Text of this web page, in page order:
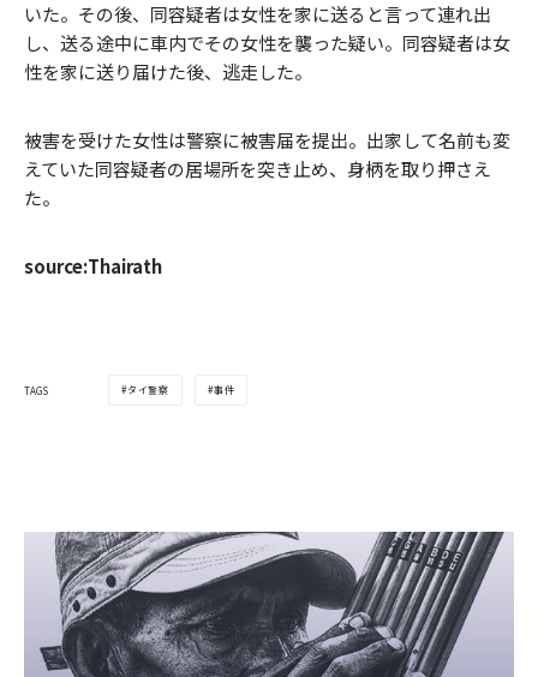
いた。その後、同容疑者は女性を家に送ると言って連れ出
し、送る途中に車内でその女性を襲った疑い。同容疑者は女
性を家に送り届けた後、逃走した。
被害を受けた女性は警察に被害届を提出。出家して名前も変
えていた同容疑者の居場所を突き止め、身柄を取り押さえ
た。
source:Thairath
TAGS タイ警察 事件